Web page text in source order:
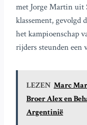
met Jorge Martin uit
klassement, gevolgd
het kampioenschap
rijders steunden een
LEZEN Marc
Broer Alex en
Argentinië